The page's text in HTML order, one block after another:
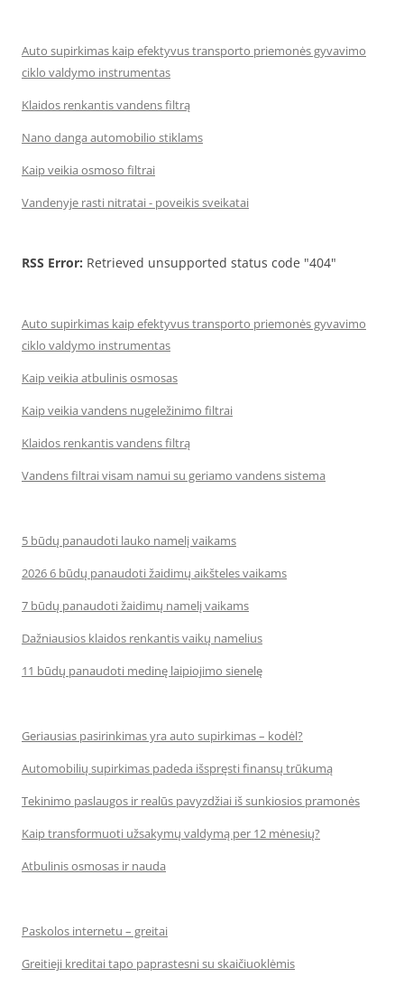
Auto supirkimas kaip efektyvus transporto priemonės gyvavimo
ciklo valdymo instrumentas
Klaidos renkantis vandens filtrą
Nano danga automobilio stiklams
Kaip veikia osmoso filtrai
Vandenyje rasti nitratai - poveikis sveikatai
RSS Error: Retrieved unsupported status code "404"
Auto supirkimas kaip efektyvus transporto priemonės gyvavimo
ciklo valdymo instrumentas
Kaip veikia atbulinis osmosas
Kaip veikia vandens nugeležinimo filtrai
Klaidos renkantis vandens filtrą
Vandens filtrai visam namui su geriamo vandens sistema
5 būdų panaudoti lauko namelį vaikams
2026 6 būdų panaudoti žaidimų aikšteles vaikams
7 būdų panaudoti žaidimų namelį vaikams
Dažniausios klaidos renkantis vaikų namelius
11 būdų panaudoti medinę laipiojimo sienelę
Geriausias pasirinkimas yra auto supirkimas – kodėl?
Automobilių supirkimas padeda išspręsti finansų trūkumą
Tekinimo paslaugos ir realūs pavyzdžiai iš sunkiosios pramonės
Kaip transformuoti užsakymų valdymą per 12 mėnesių?
Atbulinis osmosas ir nauda
Paskolos internetu – greitai
Greitieji kreditai tapo paprastesni su skaičiuoklėmis